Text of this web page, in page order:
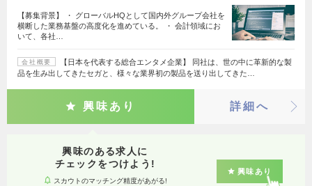
【募集背景】 ・ グローバルHQとして国内外グループ会社を
横断した業務基盤の高度化を進めている。 ・ 会計領域にお
いて、各社…
会社概要
【日本を代表する総合エンタメ企業】 同社は、世の中に革新的な製
品を生み出してきたセガと、様々な業界初の製品を送り出してきた…
興味あり 詳細へ
興味のある求人に
チェックをつけよう!
スカウトのマッチング精度があがる!
興味あり